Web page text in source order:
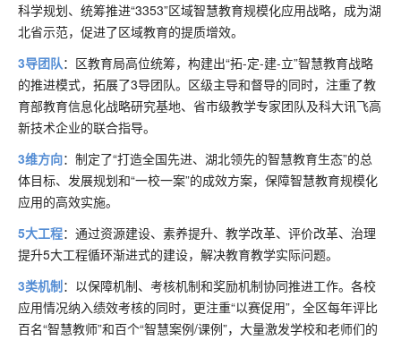
科学规划、统筹推进“3353”区域智慧教育规模化应用战略，成为湖
北省示范，促进了区域教育的提质增效。
3导团队：区教育局高位统筹，构建出“拓-定-建-立”智慧教育战略
的推进模式，拓展了3导团队。区级主导和督导的同时，注重了教
育部教育信息化战略研究基地、省市级教学专家团队及科大讯飞高
新技术企业的联合指导。
3维方向：制定了“打造全国先进、湖北领先的智慧教育生态”的总
体目标、发展规划和“一校一案”的成效方案，保障智慧教育规模化
应用的高效实施。
5大工程：通过资源建设、素养提升、教学改革、评价改革、治理
提升5大工程循环渐进式的建设，解决教育教学实际问题。
3类机制：以保障机制、考核机制和奖励机制协同推进工作。各校
应用情况纳入绩效考核的同时，更注重“以赛促用”，全区每年评比
百名“智慧教师”和百个“智慧案例/课例”，大量激发学校和老师们的